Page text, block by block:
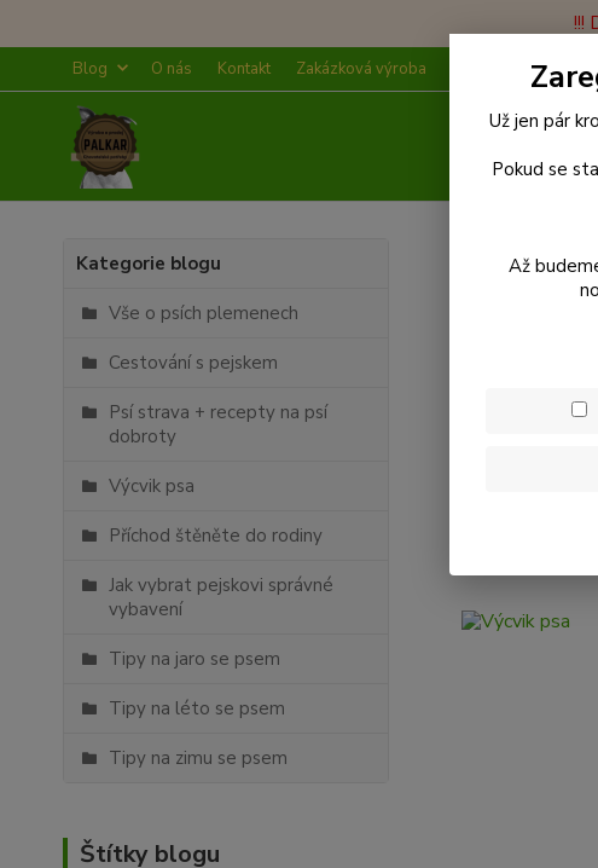
!!!
Blog O nás Kontakt Zakázková výroba Doprava a platba
Kategorie blogu
Vše o psích plemenech
Cestování s pejskem
Psí strava + recepty na psí
dobroty
Výcvik psa
Příchod štěněte do rodiny
Jak vybrat pejskovi správné
vybavení
Tipy na jaro se psem
Tipy na léto se psem
Tipy na zimu se psem
Štítky blogu
Už jen pár
Pokud se
Až